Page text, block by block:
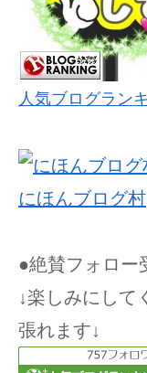
人気ブログラン
にほんブログ村
●絶賛フォロー
↓楽しみにして
張れます↓